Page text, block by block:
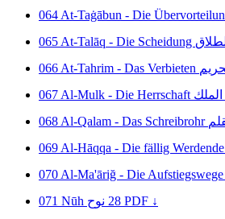
064 At-Taġābun - Die Übervorteilun
065 At-Talāq - Die Scheidung
066 At-Tahrim - Das Verbieten
067 Al-Mulk - Die Herrschaft الملك
068 Al-Qalam - Das Schreibrohr
069 Al-Hāqqa - Die fällig Werdende
070 Al-Ma'āriğ - Die Aufstiegswege
071 Nūh نوح 28 PDF ↓